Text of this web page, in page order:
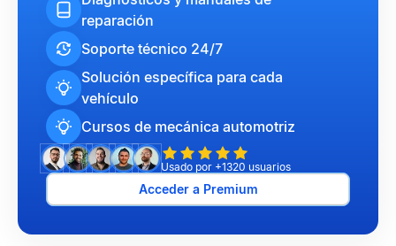
reparación
Soporte técnico 24/7
Solución específica para cada
vehículo
Cursos de mecánica automotriz
Usado por +1320 usuarios
Acceder a Premium